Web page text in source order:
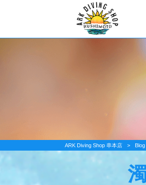
ARK Diving Shop 串本店 > Blog